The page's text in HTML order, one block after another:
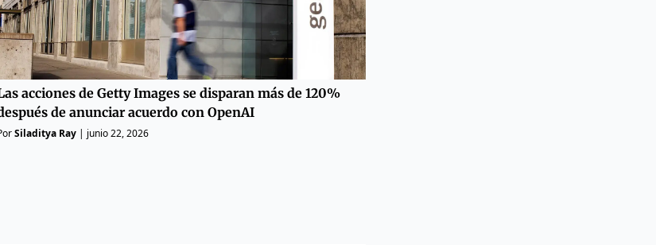
acciones de Getty Images se disparan más de 120%
de anunciar acuerdo con OpenAI
Siladitya Ray | junio 22, 2026